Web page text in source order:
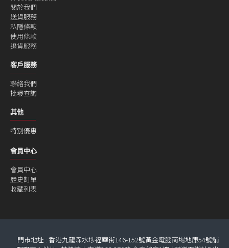
關於我們
送貨服務
私隱條款
使用條款
退貨服務
客戶服務
聯絡我們
批發查詢
其他
特別優惠
會員中心
會員中心
歷史訂單
收藏列表
門市地址 : 香港九龍深水埗福華街146-152號黃金電腦商埸地庫54號舖